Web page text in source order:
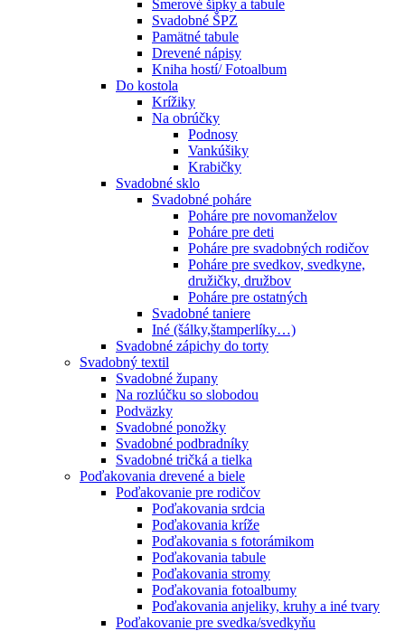
Smerové šípky a tabule
Svadobné ŠPZ
Pamätné tabule
Drevené nápisy
Kniha hostí/ Fotoalbum
Do kostola
Krížiky
Na obrúčky
Podnosy
Vankúšiky
Krabičky
Svadobné sklo
Svadobné poháre
Poháre pre novomanželov
Poháre pre deti
Poháre pre svadobných rodičov
Poháre pre svedkov, svedkyne,
družičky, družbov
Poháre pre ostatných
Svadobné taniere
Iné (šálky,štamperlíky…)
Svadobné zápichy do torty
Svadobný textil
Svadobné župany
Na rozlúčku so slobodou
Podväzky
Svadobné ponožky
Svadobné podbradníky
Svadobné tričká a tielka
Poďakovania drevené a biele
Poďakovanie pre rodičov
Poďakovania srdcia
Poďakovania kríže
Poďakovania s fotorámikom
Poďakovania tabule
Poďakovania stromy
Poďakovania fotoalbumy
Poďakovania anjeliky, kruhy a iné tvary
Poďakovanie pre svedka/svedkyňu